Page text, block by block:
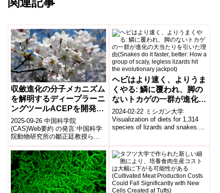
収斂進化の分子メカニズム
を解明するディープラーニ
ングツールACEPを開発
(Researchers Develop
Deep Learning Tool
ACEP to Unravel
Molecular Mechanisms of
Convergent Evolution)
2025-09-26 中国科学院
(CAS)Web要約 の発言:中国科学
院動物研究所の鄒正廷教授ら
は、収斂進化の分子メカニズム
解明を目的に、深層学習を用い
た新手法...
ヘビはより速く、よりうま
くやる: 鱗に覆われ、脚の
ないトカゲの一群が進化の
大当たりを引いた理由
(Snakes do it faster,
better: How a group of
the evolutionary jackpot)
2024-02-22 ミシガン大学
Visualization of diets for 1,314
species of lizards and snakes....